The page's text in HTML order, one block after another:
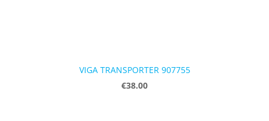
VIGA TRANSPORTER 907755
€38.00